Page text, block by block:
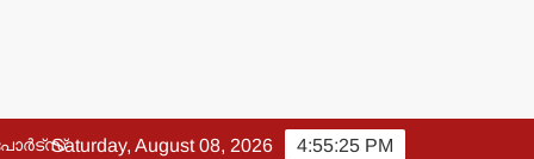
4:55:26 PM
Saturday, August 08, 2026